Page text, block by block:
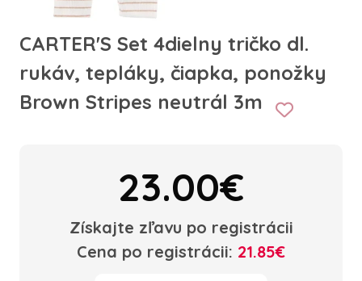
CARTER'S Set 4dielny tričko dl.
rukáv, tepláky, čiapka, ponožky
Brown Stripes neutrál 3m
23.00€
Získajte zľavu po registrácii
Cena po registrácii: 21.85€